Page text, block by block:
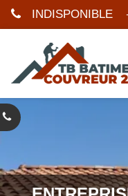
INDISPONIBLE